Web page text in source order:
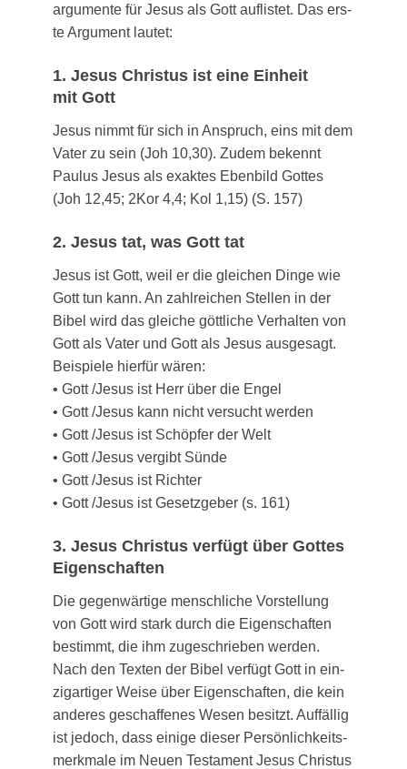
ar­gu­men­te für Jesus als Gott auf­lis­tet. Das ers­
te Argu­ment lautet:
1. Jesus Christus ist eine Einheit
mit Gott
Jesus nimmt für sich in Anspruch, eins mit dem
Vater zu sein (Joh 10,30). Zudem bekennt
Pau­lus Jesus als exak­tes Eben­bild Got­tes
(Joh 12,45; 2Kor 4,4; Kol 1,15) (S. 157)
2. Jesus tat, was Gott tat
Jesus ist Gott, weil er die glei­chen Din­ge wie
Gott tun kann. An zahl­rei­chen Stel­len in der
Bibel wird das glei­che gött­li­che Ver­hal­ten von
Gott als Vater und Gott als Jesus aus­ge­sagt.
Bei­spie­le hier­für wären:
• Gott /​Jesus ist Herr über die Engel
• Gott /​Jesus kann nicht ver­sucht werden
• Gott /​Jesus ist Schöp­fer der Welt
• Gott /​Jesus ver­gibt Sünde
• Gott /​Jesus ist Richter
• Gott /​Jesus ist Gesetz­ge­ber (s. 161)
3. Jesus Christus verfügt über Gottes
Eigenschaften
Die gegen­wär­ti­ge mensch­li­che Vor­stel­lung
von Gott wird stark durch die Eigen­schaf­ten
bestimmt, die ihm zuge­schrie­ben wer­den.
Nach den Tex­ten der Bibel ver­fügt Gott in ein­
zig­ar­ti­ger Wei­se über Eigen­schaf­ten, die kein
ande­res geschaf­fe­nes Wesen besitzt. Auf­fäl­lig
ist jedoch, dass eini­ge die­ser Per­sön­lich­keits­
merk­ma­le im Neu­en Tes­ta­ment Jesus Chris­tus